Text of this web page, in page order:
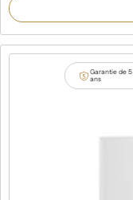
Garantie de 5
ans